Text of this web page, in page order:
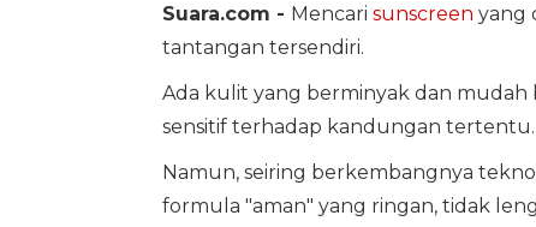
Suara.com - Mencari sunscreen yang
tantangan tersendiri.
Ada kulit yang berminyak dan mudah
sensitif terhadap kandungan tertentu.
Namun, seiring berkembangnya
formula "aman" yang ringan, tidak